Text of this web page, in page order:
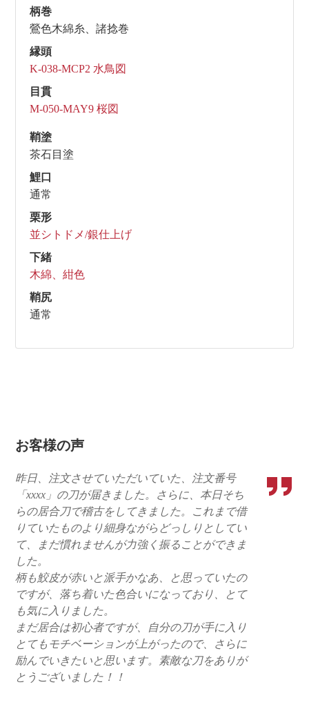
柄巻
鶯色木綿糸、諸捻巻
縁頭
K-038-MCP2 水鳥図
目貫
M-050-MAY9 桜図
鞘塗
茶石目塗
鯉口
通常
栗形
並シトドメ/銀仕上げ
下緒
木綿、紺色
鞘尻
通常
お客様の声
昨日、注文させていただいていた、注文番号
「xxxx」の刀が届きました。さらに、本日そち
らの居合刀で稽古をしてきました。これまで借
りていたものより細身ながらどっしりとしてい
て、まだ慣れませんが力強く振ることができま
した。
柄も鮫皮が赤いと派手かなあ、と思っていたの
ですが、落ち着いた色合いになっており、とて
も気に入りました。
まだ居合は初心者ですが、自分の刀が手に入り
とてもモチベーションが上がったので、さらに
励んでいきたいと思います。素敵な刀をありが
とうございました！！